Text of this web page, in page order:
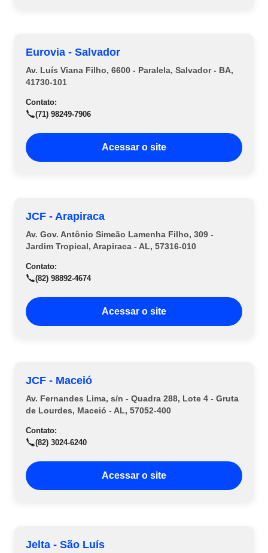
Eurovia - Salvador
Av. Luís Viana Filho, 6600 - Paralela, Salvador - BA,
41730-101
Contato:
(71) 98249-7906
Acessar o site
JCF - Arapiraca
Av. Gov. Antônio Simeão Lamenha Filho, 309 -
Jardim Tropical, Arapiraca - AL, 57316-010
Contato:
(82) 98892-4674
Acessar o site
JCF - Maceió
Av. Fernandes Lima, s/n - Quadra 288, Lote 4 - Gruta
de Lourdes, Maceió - AL, 57052-400
Contato:
(82) 3024-6240
Acessar o site
Jelta - São Luís